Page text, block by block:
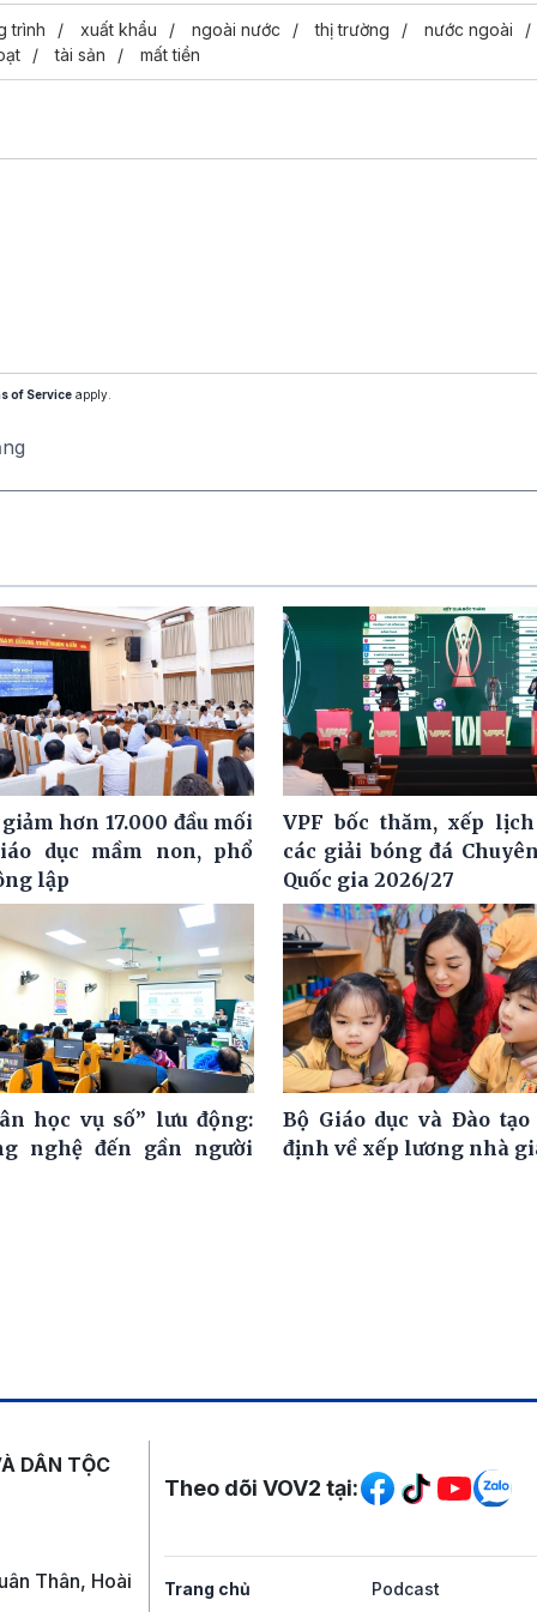
trình xuất khẩu ngoài nước thị trường
nước ngoài
tài sản mất tiền
of Service apply.
hơn 17.000 đầu mối
dục mầm non, phổ
lập
VPF bốc thăm, xếp
các giải bóng đá
Quốc gia 2026/27
học vụ số” lưu động:
nghệ đến gần người
Bộ Giáo dục và Đào tạo
định về xếp lương nhà
DÂN TỘC
Thân, Hoài
Mạng xã hội
Theo dõi VOV2 tại:
Trang chủ Podcast